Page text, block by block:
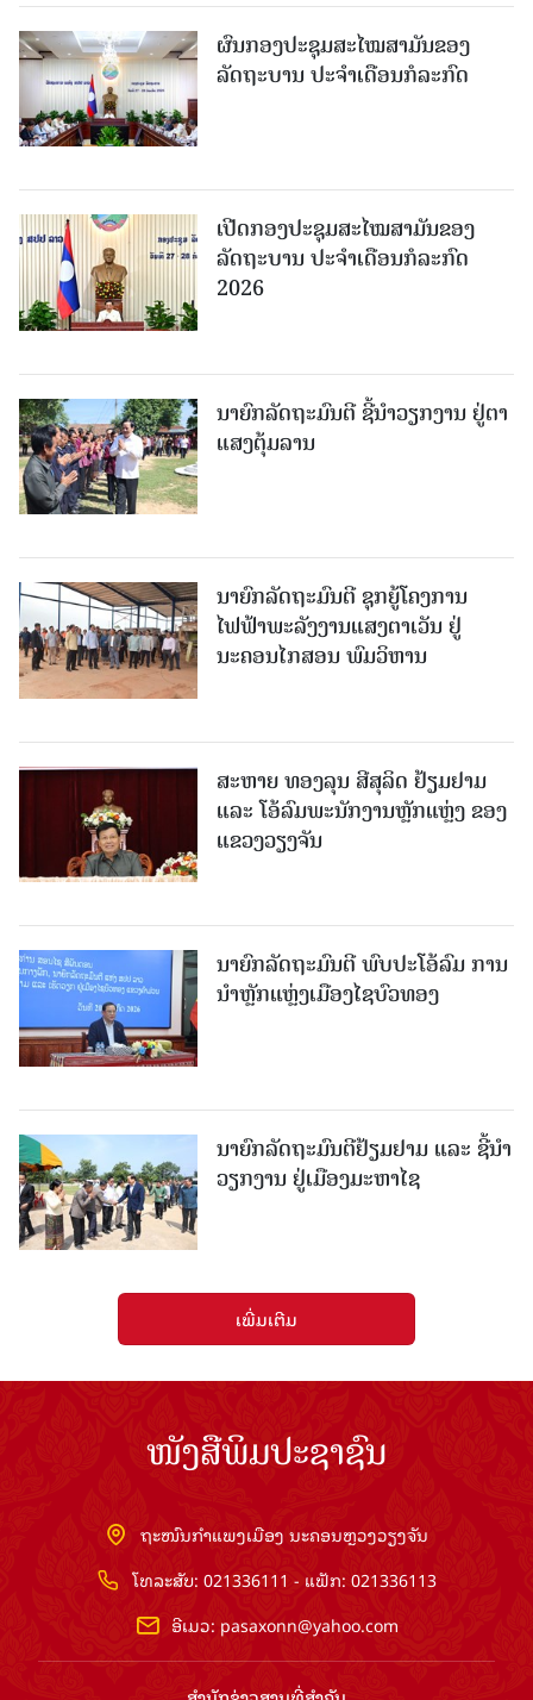
ຜົນກອງປະຊຸມສະໄໝສາມັນຂອງ
ລັດຖະບານ ປະຈຳເດືອນກໍລະກົດ
ເປີດກອງປະຊຸມສະໄໝສາມັນຂອງ
ລັດຖະບານ ປະຈໍາເດືອນກໍລະກົດ
2026
ນາຍົກລັດຖະມົນຕີ ຊີ້ນຳວຽກງານ ຢູ່ຕາ
ແສງຕຸ້ມລານ
ນາຍົກລັດຖະມົນຕີ ຊຸກຍູ້ໂຄງການ
ໄຟຟ້າພະລັງງານແສງຕາເວັນ ຢູ່
ນະຄອນໄກສອນ ພົມວິຫານ
ສະຫາຍ ທອງລຸນ ສີສຸລິດ ຢ້ຽມຢາມ
ແລະ ໂອ້ລົມພະນັກງານຫຼັກແຫຼ່ງ ຂອງ
ແຂວງວຽງຈັນ
ນາຍົກລັດຖະມົນຕີ ພົບປະໂອ້ລົມ ການ
ນຳຫຼັກແຫຼ່ງເມືອງໄຊບົວທອງ
ນາຍົກລັດຖະມົນຕີຢ້ຽມຢາມ ແລະ ຊີ້ນຳ
ວຽກງານ ຢູ່ເມືອງມະຫາໄຊ
ເພີ່ມເຕີມ
ໜັງສືພິມປະຊາຊົນ
ຖະໜົນກຳແພງເມືອງ ນະຄອນຫຼວງວຽງຈັນ
ໂທລະສັບ: 021336111 - ແຟັກ: 021336113
ອີເມວ: pasaxonn@yahoo.com